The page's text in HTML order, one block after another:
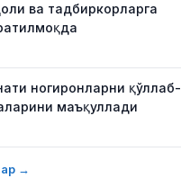
ва тадбиркорларга
ногиронларни қўллаб-
маъқуллади
→